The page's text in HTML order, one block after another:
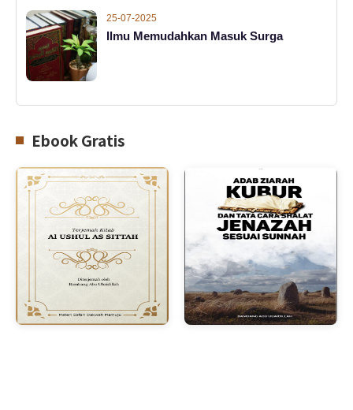
25-07-2025
Ilmu Memudahkan Masuk Surga
Ebook Gratis